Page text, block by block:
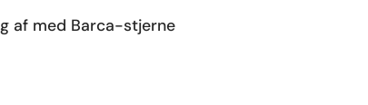
af med Barca-stjerne